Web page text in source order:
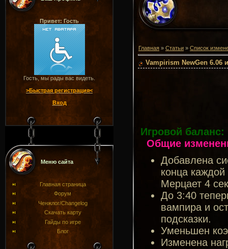
Привет: Гость
Гость, мы рады вас видеть.
>Быстрая регистрация<
Вход
Меню сайта
Главная страница
Форум
Ченжлог/Changelog
Скачать карту
Гайды по игре
Блог
Главная » Статьи » Список
Vampirism NewGen 6.06
Игровой баланс:
Общие
Добавлена
конца
Мерцает 4
До 3:40
вампира и
подсказки.
Уменьшен
Изменена